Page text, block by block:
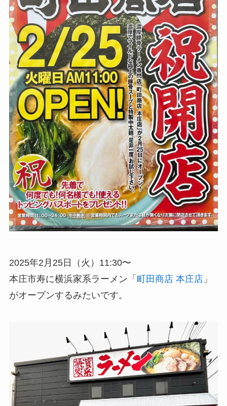
2025年2月25日（火）11:30〜
本庄市寿に横浜家系ラーメン「 町田商店 本庄店」
がオープンするみたいです。